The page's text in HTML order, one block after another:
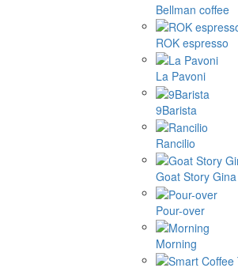
Bellman coffee
ROK espresso
La Pavoni
9Barista
Rancilio
Goat Story Gina
Pour-over
Morning